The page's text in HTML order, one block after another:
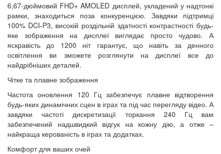
6,67-дюймовий FHD+ AMOLED дисплей, укладений у надтонкі
рамки, знаходиться поза конкуренцією. Завдяки підтримці
100% DCI-P3, високій роздільній здатності контрастності будь-
яке зображення на дисплеї виглядає просто чудово. А
яскравість до 1200 ніт гарантує, що навіть за денного
освітлення ви зможете розглянути на дисплеї все до
найдрібніших деталей.
Чітке та плавне зображення
Частота оновлення 120 Гц забезпечує плавне відтворення
будь-яких динамічних сцен в іграх та під час перегляду відео. А
завдяки частоті дискретизації торкання 240 Гц вам
забезпечений надшвидкий відгук на кожну дію, а отже –
найкраща керованість в іграх та додатках.
Комфорт для ваших очей